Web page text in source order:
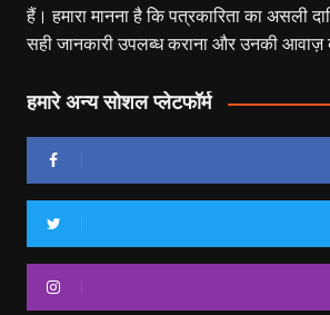
हैं। हमारा मानना है कि पत्रकारिता का असली
सही जानकारी उपलब्ध कराना और उनकी आवाज़
हमारे अन्य सोशल प्लेटफॉर्म